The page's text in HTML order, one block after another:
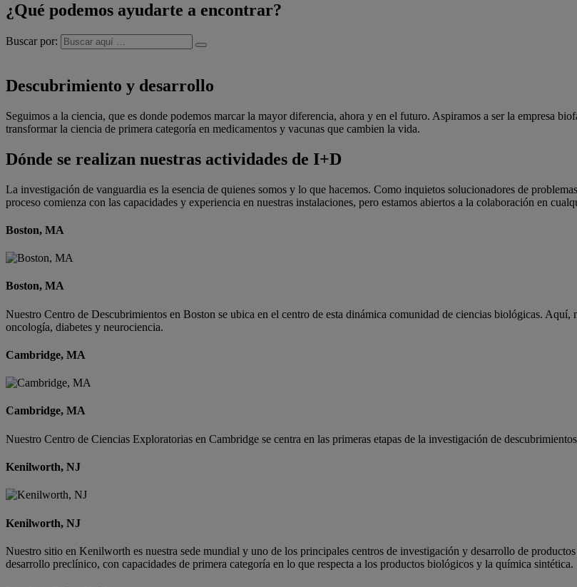
¿Qué podemos ayudarte a encontrar?
Buscar por:
Descubrimiento y desarrollo
Seguimos a la ciencia, que es donde podemos marcar la mayor diferencia, ahora y en el futuro. Aspiramos a ser la empresa
transformar la ciencia de primera categoría en medicamentos y vacunas que cambien la vida.
Dónde se realizan nuestras actividades de I+D
La investigación de vanguardia es la esencia de quienes somos y lo que hacemos. Como inquietos solucionadores de
proceso comienza con las capacidades y experiencia en nuestras instalaciones, pero estamos abiertos a la colaboración en
Boston, MA
Boston, MA
Nuestro Centro de Descubrimientos en Boston se ubica en el centro de esta dinámica comunidad de ciencias biológicas.
oncología, diabetes y neurociencia.
Cambridge, MA
Cambridge, MA
Nuestro Centro de Ciencias Exploratorias en Cambridge se centra en las primeras etapas de la investigación de
Kenilworth, NJ
Kenilworth, NJ
Nuestro sitio en Kenilworth es nuestra sede mundial y uno de los principales centros de investigación y desarrollo de
desarrollo preclínico, con capacidades de primera categoría en lo que respecta a los productos biológicos y la química sintética.